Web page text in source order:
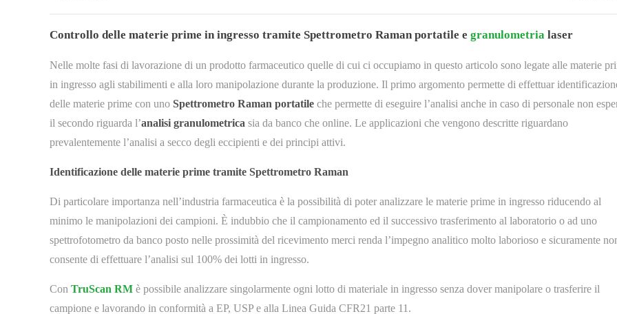
Controllo delle materie prime in ingresso tramite Spettrometro Raman portatile e granulometria laser
Nelle molte fasi di lavorazione di un prodotto farmaceutico quelle di cui ci occupiamo in questo articolo sono legate alle materie
in ingresso agli stabilimenti e alla loro manipolazione durante la produzione. Il primo argomento permette di effettuar
delle materie prime con uno Spettrometro Raman portatile che permette di eseguire l’analisi anche in caso di personale non
il secondo riguarda l’analisi granulometrica sia da banco che online. Le applicazioni che vengono descritte riguardano
prevalentemente l’analisi a secco degli eccipienti e dei principi attivi.
Identificazione delle materie prime tramite Spettrometro Raman
Di particolare importanza nell’industria farmaceutica è la possibilità di poter analizzare le materie prime in ingresso riducendo al
minimo le manipolazioni dei campioni. È indubbio che il campionamento ed il successivo trasferimento al laboratorio o ad uno
spettrofotometro da banco posto nelle prossimità del ricevimento merci renda l’impegno analitico molto laborioso e sicuramente
consente di effettuare l’analisi sul 100% dei lotti in ingresso.
Con TruScan RM è possibile analizzare singolarmente ogni lotto di materiale in ingresso senza dover manipolare o trasferire il
campione e lavorando in conformità a EP, USP e alla Linea Guida CFR21 parte 11.